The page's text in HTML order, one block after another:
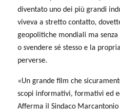
diventato uno dei più grandi
viveva a stretto contatto,
geopolitiche mondiali ma
o svendere sé stesso e la
perverse.
«Un grande film che
scopi informativi, formativi ed
Afferma il Sindaco Marcantonio